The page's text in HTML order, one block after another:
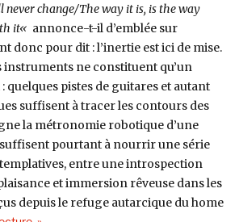
change/The way it is, is the way
it« annonce-t-il d’emblée sur
donc pour dit : l’inertie est ici de mise.
instruments ne constituent qu’un
pistes de guitares et autant
suffisent à tracer les contours des
la métronomie robotique d’une
pourtant à nourrir une série
entre une introspection
et immersion rêveuse dans les
depuis le refuge autarcique du home